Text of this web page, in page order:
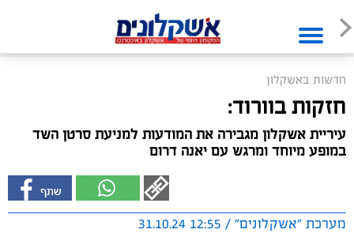
חדשות באשקלון
חזקות בוורוד:
עיריית אשקלון מגבירה את המודעות למניעת סרטן השד
במופע מיוחד ומרגש עם יאנה דרום
מערכת "אשקלונים" / 12:55 31.10.24